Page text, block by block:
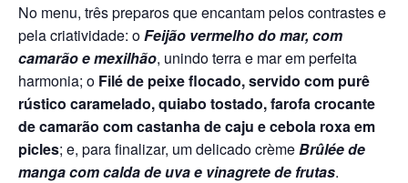
No menu, três preparos que encantam pelos contrastes e
pela criatividade: oFeijão vermelho do mar, com
camarão e mexilhão, unindo terra e mar em perfeita
harmonia; o Filé de peixe flocado, servido com purê
rústico caramelado, quiabo tostado, farofa crocante
de camarão com castanha de caju e cebola roxa em
picles; e, para finalizar, um delicado crèmeBrûlée de
manga com calda de uva e vinagrete de frutas.